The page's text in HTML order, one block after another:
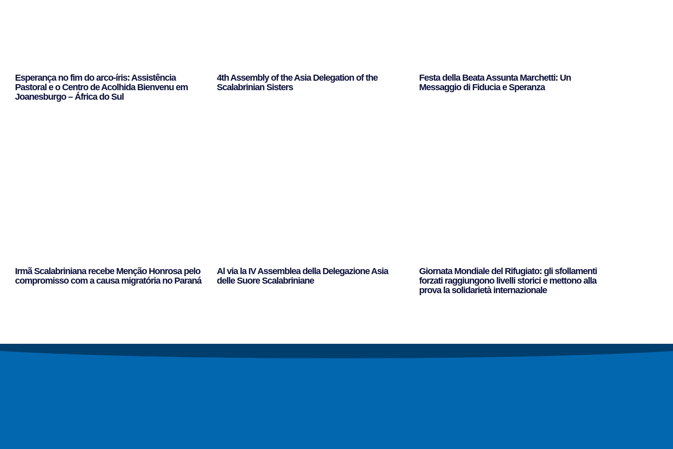
Esperança no fim do arco-íris: Assistência
Pastoral e o Centro de Acolhida Bienvenu em
Joanesburgo – África do Sul
4th Assembly of the Asia Delegation of the
Scalabrinian Sisters
Festa della Beata Assunta Marchetti: Un
Messaggio di Fiducia e Speranza
Irmã Scalabriniana recebe Menção Honrosa pelo
compromisso com a causa migratória no Paraná
Al via la IV Assemblea della Delegazione Asia
delle Suore Scalabriniane
Giornata Mondiale del Rifugiato: gli sfollamenti
forzati raggiungono livelli storici e mettono alla
prova la solidarietà internazionale